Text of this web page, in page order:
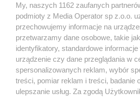
Wydawca mediówlokalnych
Nie zapomnij
zapoznać się z:
polityką prywatności regulamin
Twojemiasto
My, naszych 1162 zaufanych
podmioty z Media Operator sp z.o.o.
przechowujemy informacje na
przetwarzamy dane osobowe, takie
identyfikatory, standardowe informacje
urządzenie czy dane przeglądania w
spersonalizowanych reklam, wybór
treści, pomiar reklam i treści, badanie
ulepszanie usług. Za zgodą